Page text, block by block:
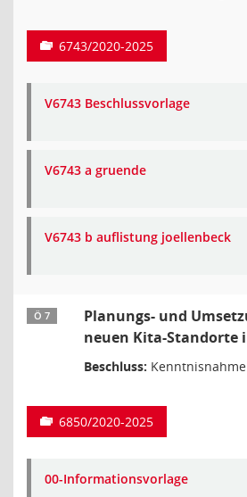
6743/2020-2025
V6743 Beschlussvorlage
V6743 a gruende
V6743 b auflistung joellenbeck
Ö 7
Planungs- und
neuen Kita-Standorte
Beschluss: Kenntnisnahme
6850/2020-2025
00-Informationsvorlage